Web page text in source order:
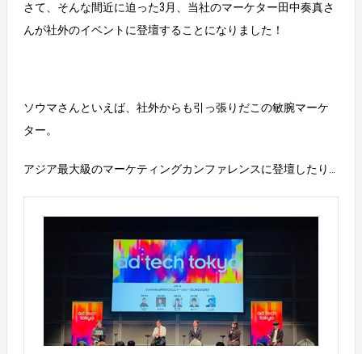
さて、そんな間近に迫った3月、当社のマーケター田中奏真さ
んが社外のイベントに登壇することになりました！
ソウマさんといえば、社外からも引っ張りだこの敏腕マーケ
ター。
アジア最大級のマーケティングカンファレンスに登壇したり…